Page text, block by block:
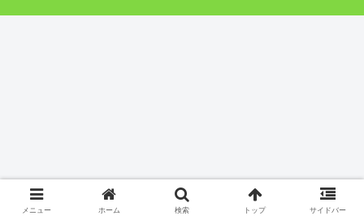
メニュー ホーム 検索 トップ サイドバー